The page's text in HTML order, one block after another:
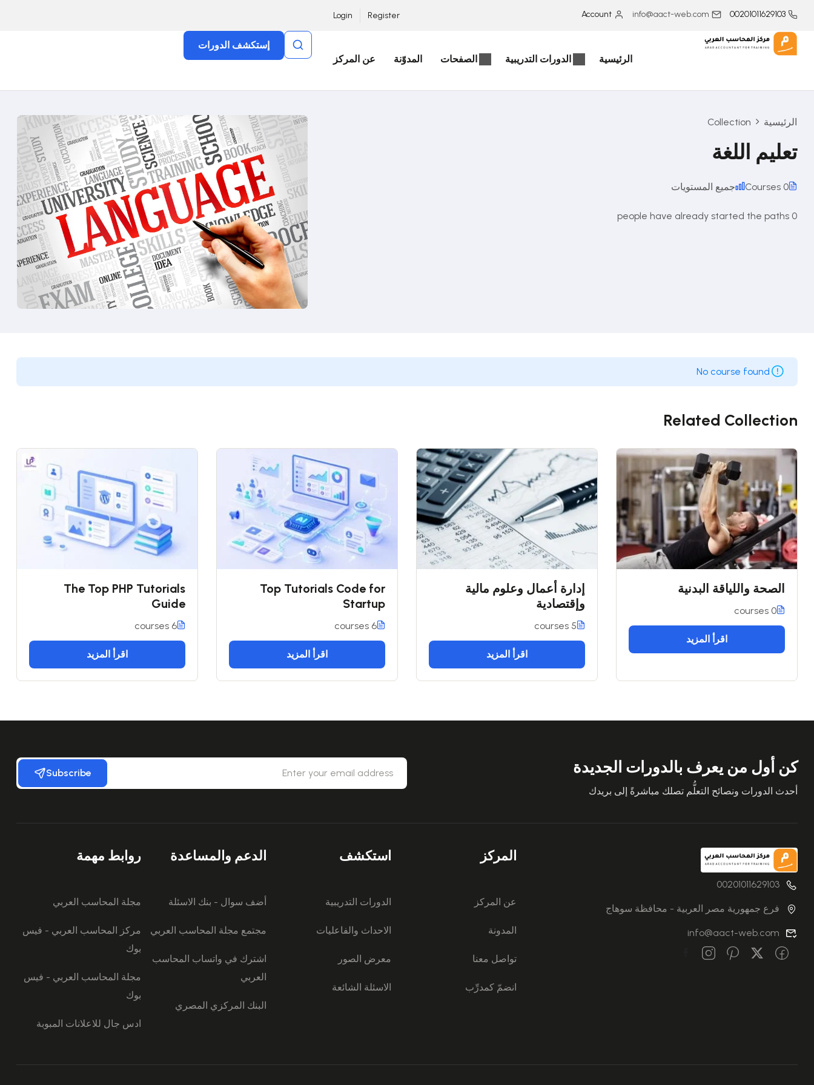
00201011629103
info@aact-web.com
Account
Register
Login
الرئيسية الدورات التدريبية الصفحات المدوّنة عن المركز
إستكشف الدورات
الرئيسية Collection
تعليم اللغة
0 Courses جميع المستويات
0 people have already started the paths
No course found
Related Collection
الصحة واللياقة البدنية
0 courses
اقرأ المزيد
إدارة أعمال وعلوم مالية
وإقتصادية
5 courses
اقرأ المزيد
Top Tutorials Code for
Startup
6 courses
اقرأ المزيد
The Top PHP Tutorials
Guide
6 courses
اقرأ المزيد
كن أول من يعرف بالدورات الجديدة
أحدث الدورات ونصائح التعلُّم تصلك مباشرةً إلى بريدك
Subscribe
00201011629103
فرع جمهورية مصر العربية - محافظة سوهاج
info@aact-web.com
المركز
عن المركز
المدونة
تواصل معنا
انضمّ كمدرِّب
استكشف
الدورات التدريبية
الاحداث والفاعليات
معرض الصور
الاسئلة الشائعة
الدعم والمساعدة
أضف سوال - بنك الاسئلة
مجتمع مجلة المحاسب العربي
اشترك في واتساب المحاسب
العربي
البنك المركزي المصري
روابط مهمة
مجلة المحاسب العربي
مركز المحاسب العربي - فيس
بوك
مجلة المحاسب العربي - فيس
بوك
ادس جال للاعلانات المبوبة